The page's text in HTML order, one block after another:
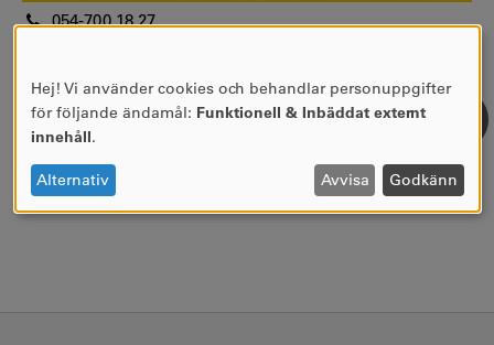
054-700 18 27
Universitetslektor
Fakulteten för hälsa, natur- och teknikvetenskap
Institutionen för matematik och datavetenskap
ANVÄNDNING
AV
OCH
COOKIES
Hej! Vi använder cookies och behandlar personuppgifter
för följande ändamål: Funktionell & Inbäddat externt
innehåll.
Alternativ Avvisa Godkänn